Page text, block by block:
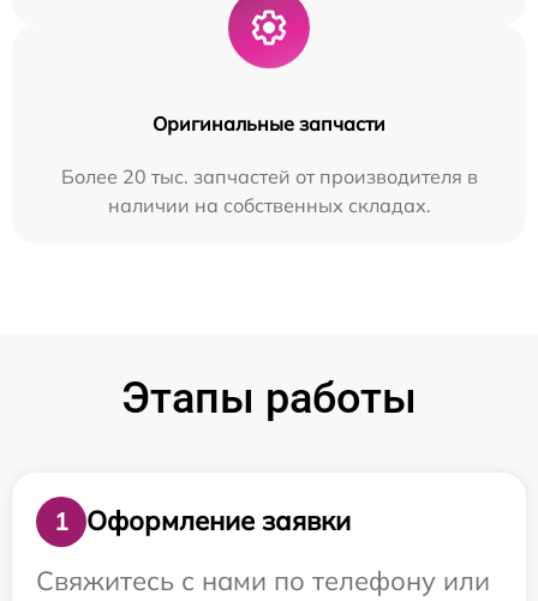
Оригинальные запчасти
Более 20 тыс. запчастей от производителя в
наличии на собственных складах.
Этапы работы
1
Оформление заявки
Свяжитесь с нами по телефону или